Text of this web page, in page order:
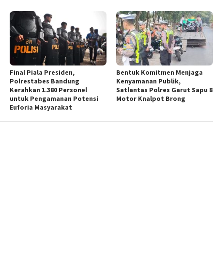
Final Piala Presiden,
Polrestabes Bandung
Kerahkan 1.380 Personel
untuk Pengamanan Potensi
Euforia Masyarakat
Bentuk Komitmen Menjaga
Kenyamanan Publik,
Satlantas Polres Garut Sapu 8
Motor Knalpot Brong